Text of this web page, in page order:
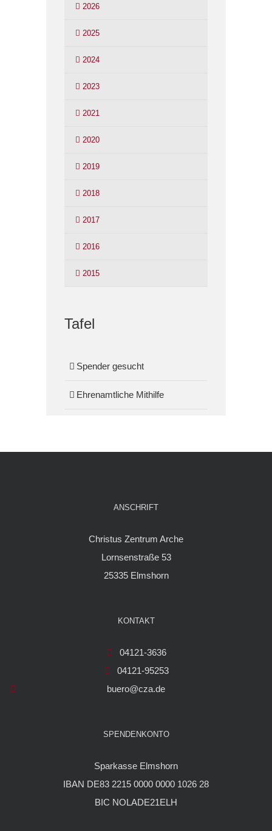
2026
2025
2024
2023
2021
2020
2019
2018
2017
2016
2015
Tafel
Spender gesucht
Ehrenamtliche Mithilfe
ANSCHRIFT
Christus Zentrum Arche
Lornsenstraße 53
25335 Elmshorn
KONTAKT
04121-3636
04121-95253
buero@cza.de
SPENDENKONTO
Sparkasse Elmshorn
IBAN DE83 2215 0000 0000 1026 28
BIC NOLADE21ELH